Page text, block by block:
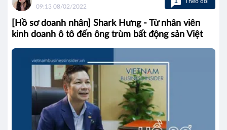
09:13 08/02/2022
[Hồ sơ doanh nhân] Shark Hưng - Từ nhân viên
kinh doanh ô tô đến ông trùm bất động sản Việt